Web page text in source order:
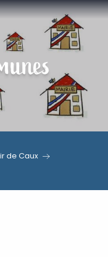
de Caux